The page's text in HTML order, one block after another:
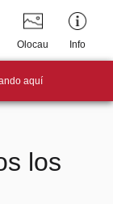
Olocau Info
aquí
los